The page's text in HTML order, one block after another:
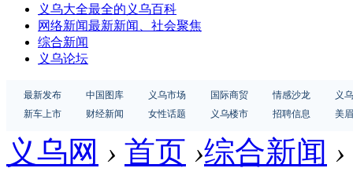
义乌大全最全的义乌百科
网络新闻最新新闻、社会聚焦
综合新闻
义乌论坛
最新发布 中国图库 义乌市场 国际商贸 情感沙龙
义
新车上市
财经新闻 女性话题 义乌楼市 招聘信息 美
义乌网 › 首页 ›综合新闻 ›